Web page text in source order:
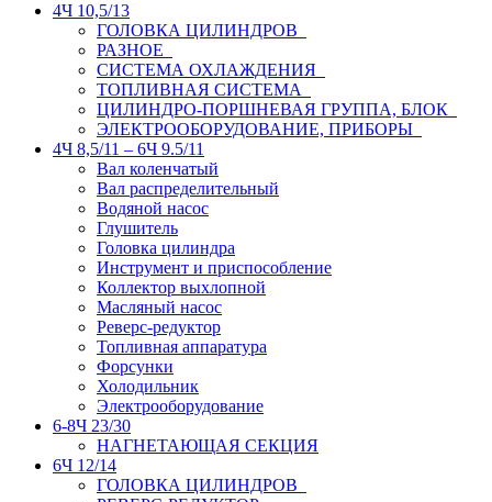
4Ч 10,5/13
ГОЛОВКА ЦИЛИНДРОВ
РАЗНОЕ
СИСТЕМА ОХЛАЖДЕНИЯ
ТОПЛИВНАЯ СИСТЕМА
ЦИЛИНДРО-ПОРШНЕВАЯ ГРУППА, БЛОК
ЭЛЕКТРООБОРУДОВАНИЕ, ПРИБОРЫ
4Ч 8,5/11 – 6Ч 9.5/11
Вал коленчатый
Вал распределительный
Водяной насос
Глушитель
Головка цилиндра
Инструмент и приспособление
Коллектор выхлопной
Масляный насос
Реверс-редуктор
Топливная аппаратура
Форсунки
Холодильник
Электрооборудование
6-8Ч 23/30
НАГНЕТАЮЩАЯ СЕКЦИЯ
6Ч 12/14
ГОЛОВКА ЦИЛИНДРОВ